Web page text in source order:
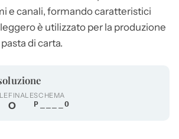
e canali, formando caratteristici
è utilizzato per la produzione
di carta.
FINALE
O
SCHEMA
P____O